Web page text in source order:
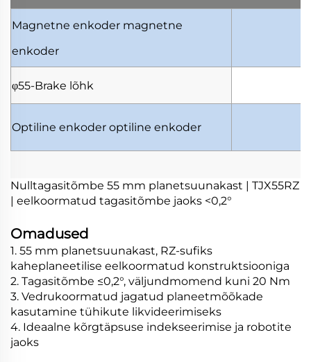
Magnetne enkoder magnetne
enkoder
φ55-Brake lõhk
Optiline enkoder optiline enkoder
Nulltagasitõmbe 55 mm planetsuunakast | TJX55RZ
| eelkoormatud tagasitõmbe jaoks <0,2°
Omadused
1. 55 mm planetsuunakast, RZ-sufiks
kaheplaneetilise eelkoormatud konstruktsiooniga
2. Tagasitõmbe ≤0,2°, väljundmomend kuni 20 Nm
3. Vedrukoormatud jagatud planeetmõõkade
kasutamine tühikute likvideerimiseks
4. Ideaalne kõrgtäpsuse indekseerimise ja robotite
jaoks